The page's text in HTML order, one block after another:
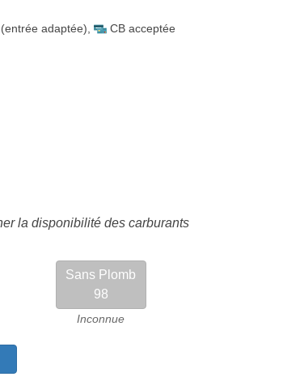
(entrée adaptée) CB acceptée
la disponibilité des carburants
Sans Plomb
98
Inconnue